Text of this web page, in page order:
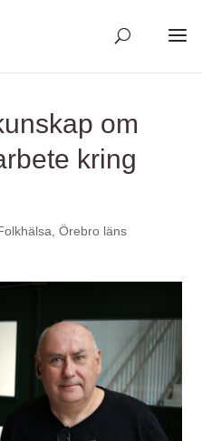
om
kring
,Örebro läns